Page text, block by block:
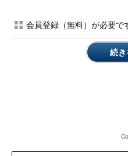
Standardとの違いだという。
ジョン内に限定される。
会員登録（無料）が必要で
続